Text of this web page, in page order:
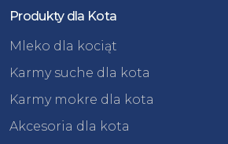
Produkty dla Kota
Mleko dla kociąt
Karmy suche dla kota
Karmy mokre dla kota
Akcesoria dla kota